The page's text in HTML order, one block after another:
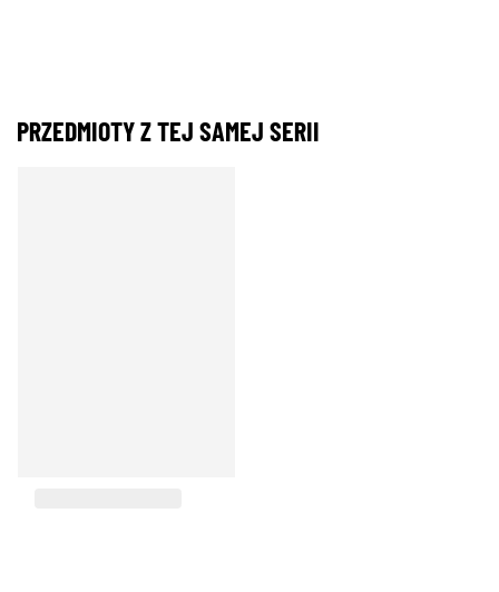
PRZEDMIOTY Z TEJ SAMEJ SERII